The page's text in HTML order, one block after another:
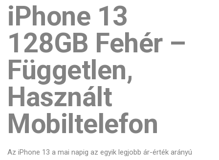
iPhone 13
128GB Fehér –
Független,
Használt
Mobiltelefon
Az iPhone 13 a mai napig az egyik legjobb ár-érték arányú